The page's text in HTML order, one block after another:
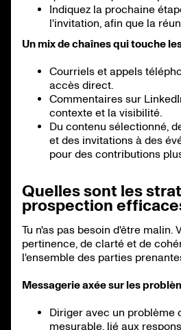
Indiquez la prochaine
l'invitation, afin que la
Un mix de chaînes qui touche
Courriels et appels
accès direct.
Commentaires sur
contexte et la visibilité.
Du contenu sélectionné,
et des invitations à des
pour des contributions
Quelles sont les
prospection
Tu n'as pas besoin d'être malin.
pertinence, de clarté et de
l'ensemble des parties
Messagerie axée sur les
Diriger avec un problème
mesurable, lié aux